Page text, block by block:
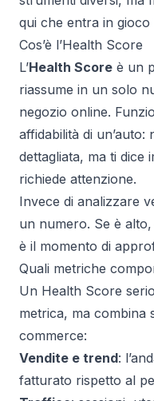
qui che entra in gioco
Cos’è l’Health Score
L’Health Score è un
riassume in un solo
negozio online.
affidabilità di un’auto:
dettagliata, ma ti dice
richiede attenzione.
Invece di analizzare
un numero. Se è
è il momento di
Quali metriche
Un Health Score
metrica, ma combina
commerce:
Vendite e trend:
fatturato rispetto al